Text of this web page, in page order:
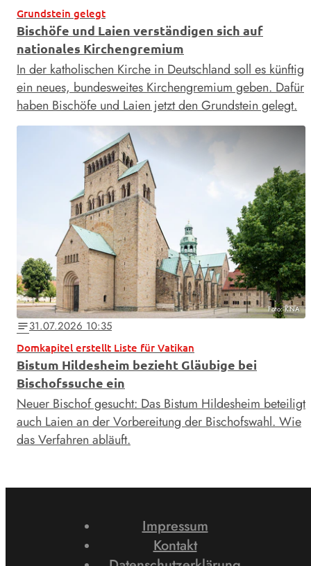
Grundstein gelegt
Bischöfe und Laien verständigen sich auf
nationales Kirchengremium
In der katholischen Kirche in Deutschland soll es künftig
ein neues, bundesweites Kirchengremium geben. Dafür
haben Bischöfe und Laien jetzt den Grundstein gelegt.
Foto: KNA
notes31.07.2026 10:35
Domkapitel erstellt Liste für Vatikan
Bistum Hildesheim bezieht Gläubige bei
Bischofssuche ein
Neuer Bischof gesucht: Das Bistum Hildesheim beteiligt
auch Laien an der Vorbereitung der Bischofswahl. Wie
das Verfahren abläuft.
Impressum
Kontakt